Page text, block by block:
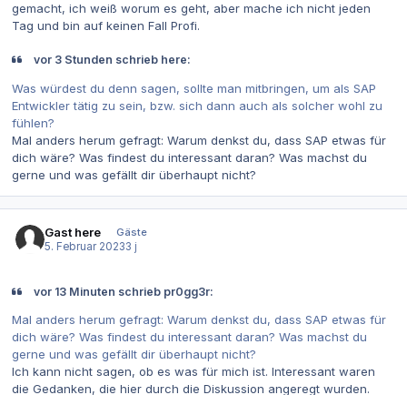
gemacht, ich weiß worum es geht, aber mache ich nicht jeden
Tag und bin auf keinen Fall Profi.
vor 3 Stunden schrieb here:
Was würdest du denn sagen, sollte man mitbringen, um als SAP
Entwickler tätig zu sein, bzw. sich dann auch als solcher wohl zu
fühlen?
Mal anders herum gefragt: Warum denkst du, dass SAP etwas für
dich wäre? Was findest du interessant daran? Was machst du
gerne und was gefällt dir überhaupt nicht?
Gast here
Gäste
5. Februar 20233 j
vor 13 Minuten schrieb pr0gg3r:
Mal anders herum gefragt: Warum denkst du, dass SAP etwas für
dich wäre? Was findest du interessant daran? Was machst du
gerne und was gefällt dir überhaupt nicht?
Ich kann nicht sagen, ob es was für mich ist. Interessant waren
die Gedanken, die hier durch die Diskussion angeregt wurden.